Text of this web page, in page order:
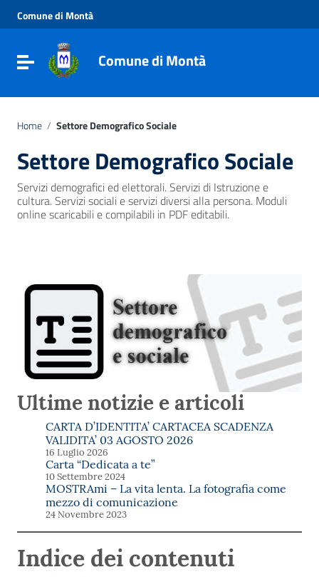
Vai al menu di navigazione
Vai al footer
Comune di Montà
Toggle navigationComune di Montà
Home / Settore Demografico Sociale
Settore Demografico Sociale
Servizi demografici ed elettorali. Servizi di Istruzione e
cultura. Servizi sociali e servizi diversi alla persona. Moduli
online scaricabili e compilabili in PDF editabili.
Ultime notizie e articoli
CARTA D’IDENTITA’ CARTACEA SCADENZA
VALIDITA’ 03 AGOSTO 2026
16 Luglio 2026
Carta “Dedicata a te”
10 Settembre 2024
MOSTRAmi – La vita lenta. La fotografia come
mezzo di comunicazione
24 Novembre 2023
Indice dei contenuti